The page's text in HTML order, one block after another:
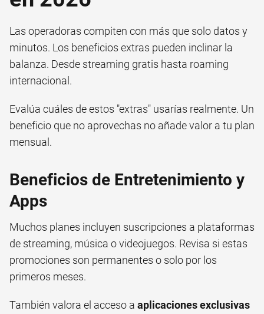
Las operadoras compiten con más que solo datos y
minutos. Los beneficios extras pueden inclinar la
balanza. Desde streaming gratis hasta roaming
internacional.
Evalúa cuáles de estos "extras" usarías realmente. Un
beneficio que no aprovechas no añade valor a tu plan
mensual.
Beneficios de Entretenimiento y
Apps
Muchos planes incluyen suscripciones a plataformas
de streaming, música o videojuegos. Revisa si estas
promociones son permanentes o solo por los
primeros meses.
También valora el acceso a aplicaciones exclusivas